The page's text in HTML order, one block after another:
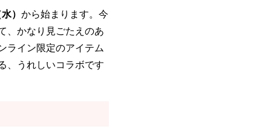
） から始まります。今
、かなり見ごたえのあ
ライン限定のアイテム
、うれしいコラボです